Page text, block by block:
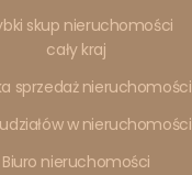
skup nieruchomości
cały kraj
sprzedaż nieruchomości
w nieruchomości
Biuro nieruchomości